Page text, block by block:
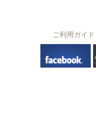
ご利用ガイド